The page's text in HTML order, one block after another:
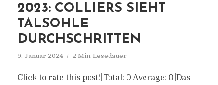
2023: COLLIERS SIEHT
TALSOHLE
DURCHSCHRITTEN
9. Januar 2024 2 Min. Lesedauer
Click to rate this post![Total: 0 Average: 0]Das